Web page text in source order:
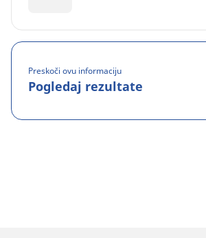
Preskoči ovu informaciju
Pogledaj rezultate